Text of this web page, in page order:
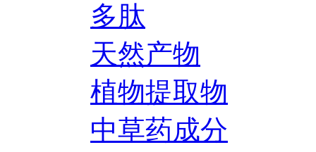
多肽
天然产物
植物提取物
中草药成分